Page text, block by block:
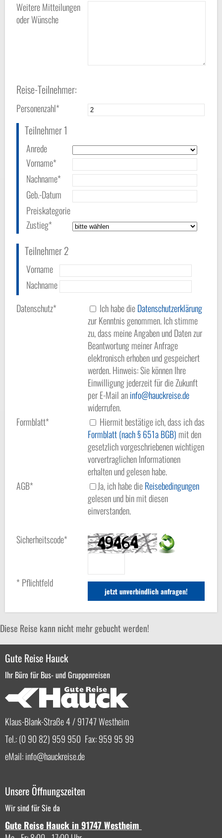
Weitere Mitteilungen
oder Wünsche
Reise-Teilnehmer:
Personenzahl*
Teilnehmer 1
Anrede
Vorname*
Nachname*
Geb.-Datum
Preiskategorie
Zustieg*
Teilnehmer 2
Vorname
Nachname
Datenschutz*
Ich habe dieDatenschutzerklärung
zur Kenntnis genommen. Ich stimme
zu, dass meine Angaben und Daten zur
Beantwortung meiner Anfrage
elektronisch erhoben und gespeichert
werden. Hinweis: Sie können Ihre
Einwilligung jederzeit für die Zukunft
per E-Mail aninfo
hauckreise.de
widerrufen.
Formblatt*
Hiermit bestätige ich, dass ich das
Formblatt (nach § 651a BGB) mit den
gesetzlich vorgeschriebenen wichtigen
vorvertraglichen Informationen
erhalten und gelesen habe.
AGB*
Ja, ich habe dieReisebedingungen
gelesen und bin mit diesen
einverstanden.
Sicherheitscode*
* Pflichtfeld
Diese Reise kann nicht mehr gebucht werden!
Gute Reise Hauck
Ihr Büro für Bus- und Gruppenreisen
Klaus-Blank-Straße 4 / 91747 Westheim
Tel.: (0 90 82) 959 950 Fax: 959 95 99
eMail:info hauckreise.de
Unsere Öffnungszeiten
Wir sind für Sie da
Gute Reise Hauck in 91747 Westheim